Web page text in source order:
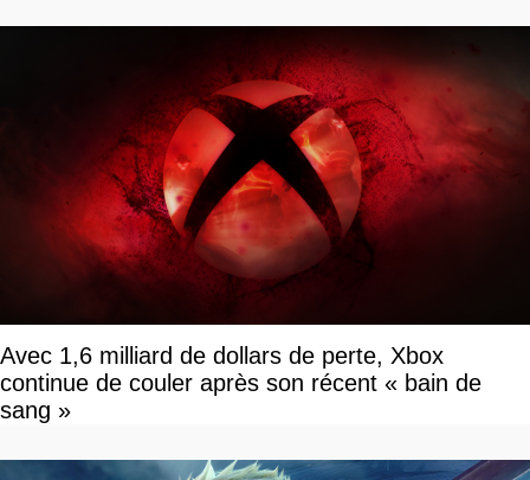
Avec 1,6 milliard de dollars de perte, Xbox
continue de couler après son récent « bain de
sang »